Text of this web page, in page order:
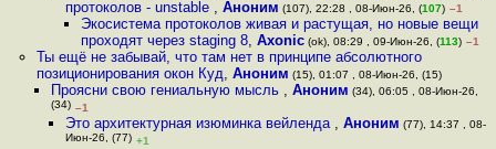
протоколов - unstable ,Аноним (107), 22:28 , 08-Июн-26, (107) –1
Экосистема протоколов живая и растущая, но новые вещи
проходят через staging 8, Axonic(ok), 08:29 , 09-Июн-26, (113) –1
Ты ещё не забывай, что там нет в принципе абсолютного
позиционирования окон Куд, Аноним (15), 01:07 , 08-Июн-26, (15)
Проясни свою гениальную мысль , Аноним (34), 06:05 , 08-Июн-26,
(34) –1
Это архитектурная изюминка вейленда ,Аноним (77), 14:37 , 08-
Июн-26, (77) +1